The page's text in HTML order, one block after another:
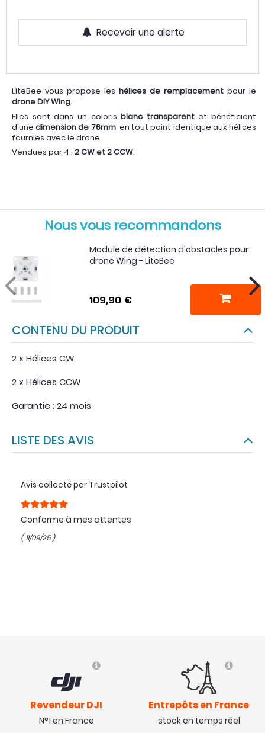
Recevoir une alerte
LiteBee vous propose les hélices de remplacement pour le
drone DIY Wing.
Elles sont dans un coloris blanc transparentet bénéficient
d'unedimension de 76mm, en tout point identique aux hélices
fournies avec le drone.
Vendues par 4 : 2 CW et 2 CCW.
Nous vous recommandons
Module de détection d'obstacles pour
drone Wing - LiteBee
109,90 €
CONTENU DU PRODUIT
2 x Hélices CW
2 x Hélices CCW
Garantie : 24 mois
LISTE DES AVIS
Avis collecté par Trustpilot
Conforme à mes attentes
( 11/09/25 )
Revendeur DJI
N°1 en France
Entrepôts en France
stock en temps réel